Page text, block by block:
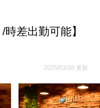
差出勤可能】
2025/03/28 更新